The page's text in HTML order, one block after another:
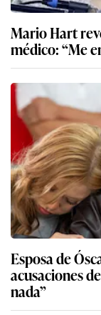
Mario Hart
médico: “Me
Esposa de
acusaciones
nada”